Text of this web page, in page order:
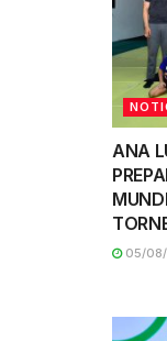
ANA
05/